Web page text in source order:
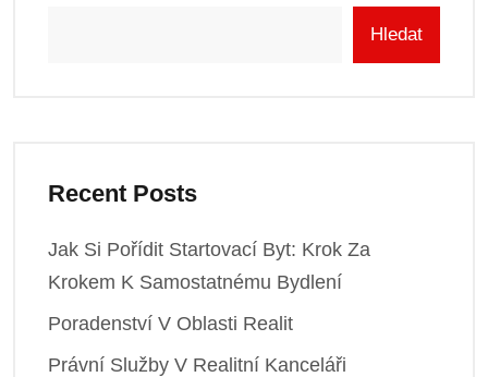
Hledat
Recent Posts
Jak Si Pořídit Startovací Byt: Krok Za
Krokem K Samostatnému Bydlení
Poradenství V Oblasti Realit
Právní Služby V Realitní Kanceláři